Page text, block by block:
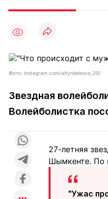
Погода
Рейтинги
Гороскопы
Рецепты
+7 (777) 001 44 99
Фото: instagram.com/altynbekova_20/
Звездная
Волейболистка
27-летняя
Шымкенте. По
"Ужас